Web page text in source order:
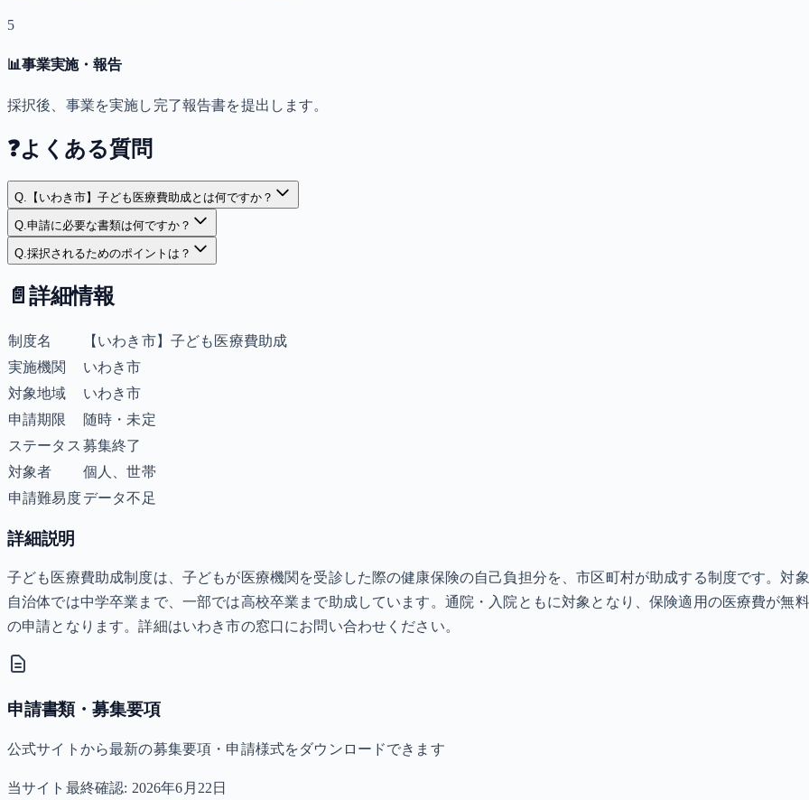
5
📊事業実施・報告
採択後、事業を実施し完了報告書を提出します。
❓よくある質問
Q. 【いわき市】子ども医療費助成とは何ですか？
Q.申請に必要な書類は何ですか？
Q.採択されるためのポイントは？
📄 詳細情報
制度名
【いわき市】子ども医療費助成
実施機関
いわき市
対象地域
いわき市
申請期限
随時・未定
ステータス 募集終了
対象者
個人、世帯
申請難易度データ不足
詳細説明
子ども医療費助成制度は、子どもが医療機関を受診した際の健康保険の自己負担分を、市区町村が助成する制度です。対
自治体では中学卒業まで、一部では高校卒業まで助成しています。通院・入院ともに対象となり、保険適用の医療費が
の申請となります。詳細はいわき市の窓口にお問い合わせください。
申請書類・募集要項
公式サイトから最新の募集要項・申請様式をダウンロードできます
当サイト最終確認: 2026年6月22日